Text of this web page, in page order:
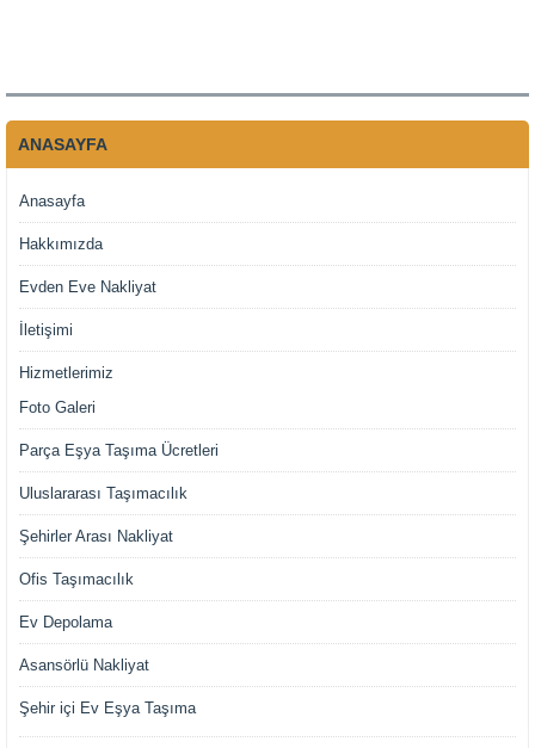
ANASAYFA
Anasayfa
Hakkımızda
Evden Eve Nakliyat
İletişimi
Hizmetlerimiz
Foto Galeri
Parça Eşya Taşıma Ücretleri
Uluslararası Taşımacılık
Şehirler Arası Nakliyat
Ofis Taşımacılık
Ev Depolama
Asansörlü Nakliyat
Şehir içi Ev Eşya Taşıma